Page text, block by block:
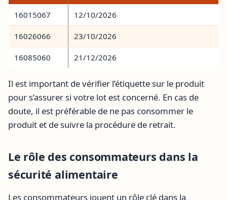
16015067 12/10/2026
16026066 23/10/2026
16085060 21/12/2026
Il est important de vérifier l’étiquette sur le produit
pour s’assurer si votre lot est concerné. En cas de
doute, il est préférable de ne pas consommer le
produit et de suivre la procédure de retrait.
Le rôle des consommateurs dans la
sécurité alimentaire
Les consommateurs jouent un rôle clé dans la